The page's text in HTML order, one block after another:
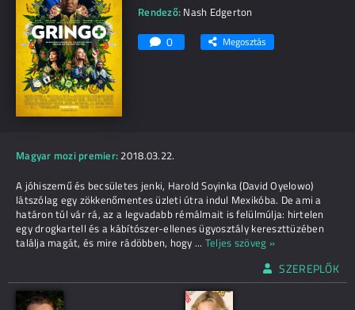
Rendező: Nash Edgerton
0 Megosztás
Magyar mozi premier: 2018.03.22.
A jóhiszemű és becsületes jenki, Harold Soyinka (David Oyelowo)
látszólag egy zökkenőmentes üzleti útra indul Mexikóba. De ami a
határon túl vár rá, az a legvadabb rémálmait is felülmúlja: hirtelen
egy drogkartell és a kábítószer-ellenes ügyosztály kereszttüzében
találja magát, és mire rádöbben, hogy ... Teljes szöveg »
SZEREPLŐK